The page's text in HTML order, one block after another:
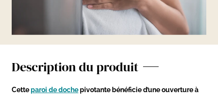
Description du produit
Cetteparoi de dochepivotante bénéficie d’une ouverture à